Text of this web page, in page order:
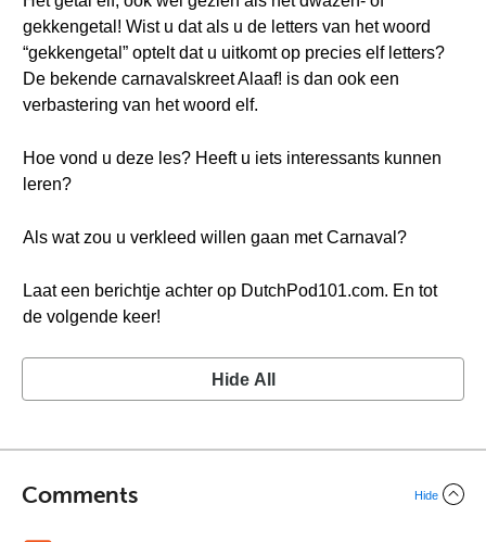
gekkengetal! Wist u dat als u de letters van het woord
“gekkengetal” optelt dat u uitkomt op precies elf letters?
De bekende carnavalskreet Alaaf! is dan ook een
verbastering van het woord elf.
Hoe vond u deze les? Heeft u iets interessants kunnen
leren?
Als wat zou u verkleed willen gaan met Carnaval?
Laat een berichtje achter op DutchPod101.com. En tot
de volgende keer!
Hide All
Comments Hide